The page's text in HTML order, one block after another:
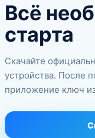
Всё
старта
Скачайте
устройства. После
приложение ключ